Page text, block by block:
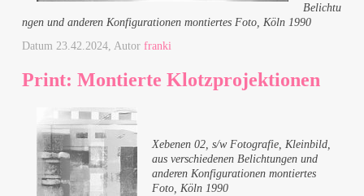
Belichtu
ngen und anderen Konfigurationen montiertes Foto, Köln 1990
Datum23.42.2024, Autorfranki
Print: Montierte Klotzprojektionen
Xebenen 02, s/w Fotografie, Kleinbild,
aus verschiedenen Belichtungen und
anderen Konfigurationen montiertes
Foto, Köln 1990